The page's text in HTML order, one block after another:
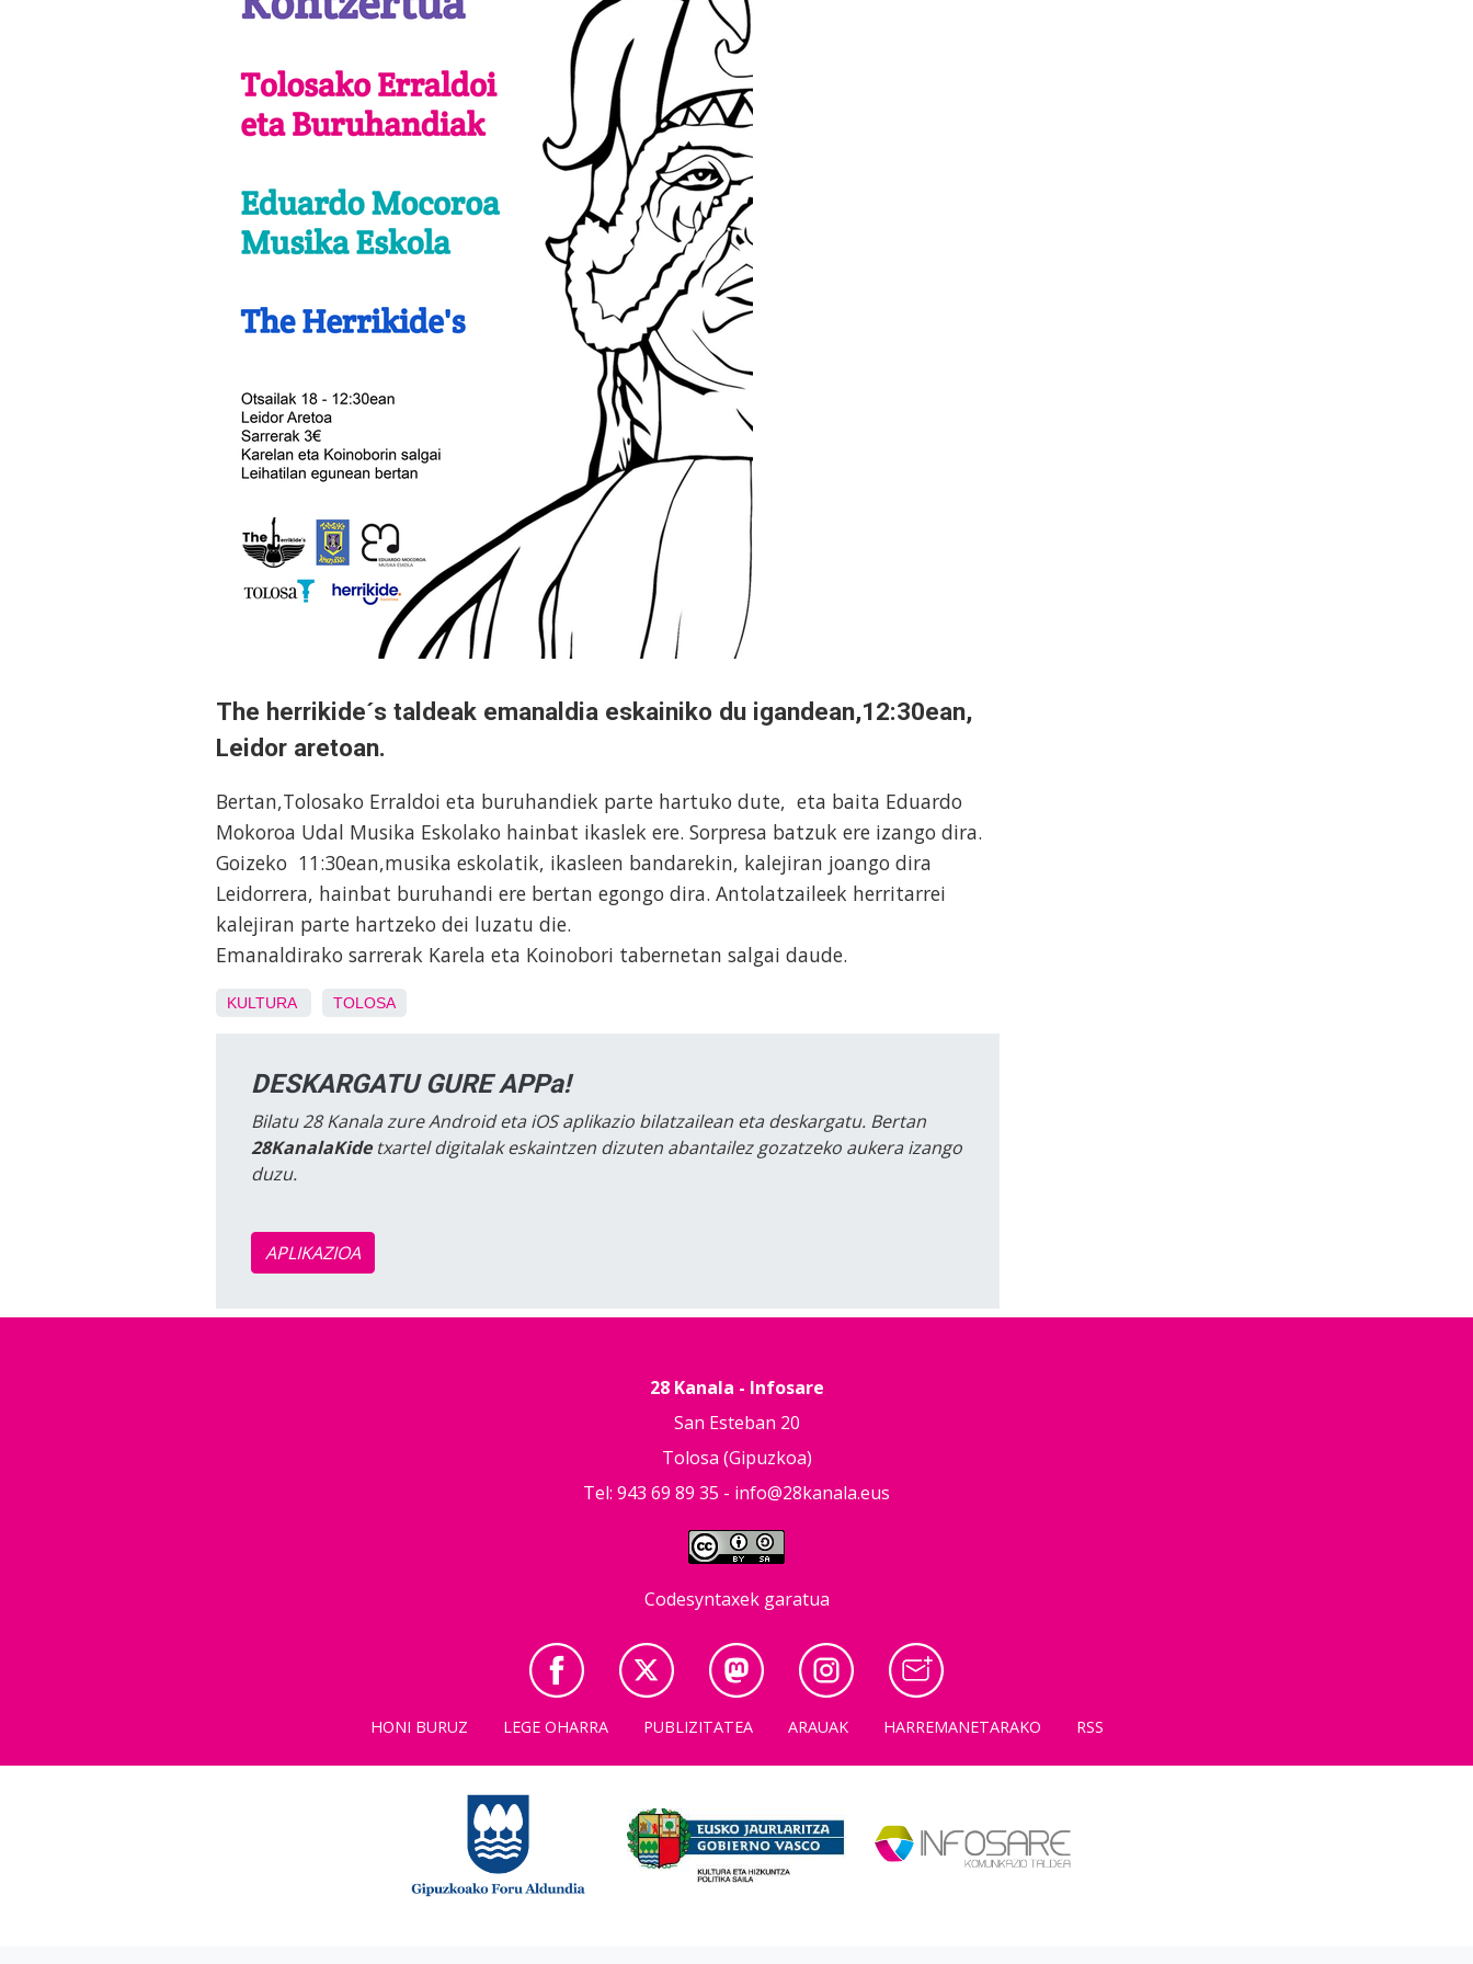
The herrikide´s taldeak emanaldia eskainiko du igandean,12:30ean,
Leidor aretoan.
Bertan,Tolosako Erraldoi eta buruhandiek parte hartuko dute, eta baita Eduardo
Mokoroa Udal Musika Eskolako hainbat ikaslek ere. Sorpresa batzuk ere izango dira.
Goizeko 11:30ean,musika eskolatik, ikasleen bandarekin, kalejiran joango dira
Leidorrera, hainbat buruhandi ere bertan egongo dira. Antolatzaileek herritarrei
kalejiran parte hartzeko dei luzatu die.
Emanaldirako sarrerak Karela eta Koinobori tabernetan salgai daude.
KULTURA TOLOSA
DESKARGATU GURE APPa!
Bilatu 28 Kanala zure Android eta iOS aplikazio bilatzailean eta deskargatu. Bertan
28KanalaKidetxartel digitalak eskaintzen dizuten abantailez gozatzeko aukera izango
duzu.
APLIKAZIOA
28 Kanala - Infosare
San Esteban 20
Tolosa (Gipuzkoa)
Tel: 943 69 89 35 - info@28kanala.eus
Codesyntaxek garatua
HONI BURUZ LEGE OHARRA PUBLIZITATEA ARAUAK HARREMANETARAKO RSS